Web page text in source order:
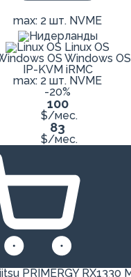
max: 2 шт. NVME
Linux OS
Windows OS
IP-KVM iRMC
max: 2 шт. NVME
-20%
100
$/мес.
83
$/мес.